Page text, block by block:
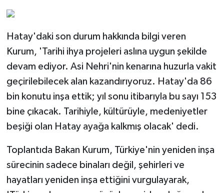
Hatay'daki son durum hakkında bilgi veren
Kurum, 'Tarihi ihya projeleri aslına uygun şekilde
devam ediyor. Asi Nehri'nin kenarına huzurla vakit
geçirilebilecek alan kazandırıyoruz. Hatay'da 86
bin konutu inşa ettik; yıl sonu itibarıyla bu sayı 153
bine çıkacak. Tarihiyle, kültürüyle, medeniyetler
beşiği olan Hatay ayağa kalkmış olacak' dedi.
Toplantıda Bakan Kurum, Türkiye'nin yeniden inşa
sürecinin sadece binaları değil, şehirleri ve
hayatları yeniden inşa ettiğini vurgulayarak,